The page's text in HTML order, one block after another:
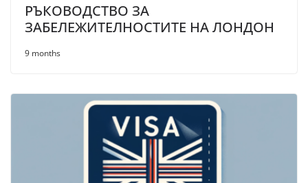
РЪКОВОДСТВО ЗА
ЗАБЕЛЕЖИТЕЛНОСТИТЕ НА ЛОНДОН
9 months